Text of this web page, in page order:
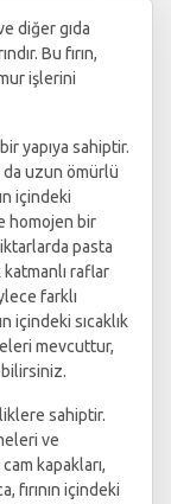
diğer gıda
Bu fırın,
işlerini
yapıya sahiptir.
uzun ömürlü
içindeki
homojen bir
pasta
raflar
farklı
içindeki sıcaklık
mevcuttur,
sahiptir.
ve
kapakları,
fırının içindeki